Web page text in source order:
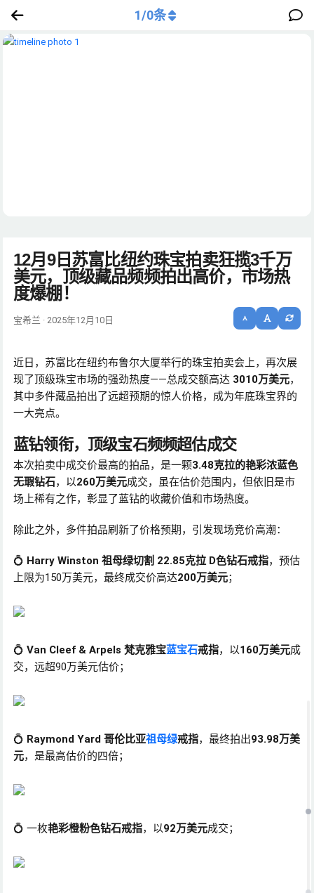
12月9日苏富比纽约珠宝拍卖狂揽3千万
美元，顶级藏品频频拍出高价，市场热
度爆棚！
宝希兰 · 2025年12月10日
近日，苏富比在纽约布鲁尔大厦举行的珠宝拍卖会上，再次展
现了顶级珠宝市场的强劲热度——总成交额高达 3010万美元，
其中多件藏品拍出了远超预期的惊人价格，成为年底珠宝界的
一大亮点。
蓝钻领衔，顶级宝石频频超估成交
本次拍卖中成交价最高的拍品，是一颗3.48克拉的艳彩浓蓝色
无瑕钻石，以260万美元成交，虽在估价范围内，但依旧是市
场上稀有之作，彰显了蓝钻的收藏价值和市场热度。
除此之外，多件拍品刷新了价格预期，引发现场竞价高潮：
💍 Harry Winston 祖母绿切割 22.85克拉 D色钻石戒指，预估
上限为150万美元，最终成交价高达200万美元；
💍 Van Cleef & Arpels 梵克雅宝蓝宝石戒指，以160万美元成
交，远超90万美元估价；
💍 Raymond Yard 哥伦比亚祖母绿戒指，最终拍出93.98万美
元，是最高估价的四倍；
💍 一枚艳彩橙粉色钻石戒指，以92万美元成交；
1/0条